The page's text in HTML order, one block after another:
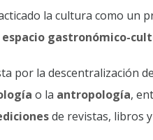
la cultura como un
espacio gastronómico-
por la descentralización
o la antropología,
de revistas, libros